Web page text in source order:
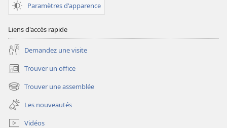
Paramètres d'apparence
Liens d'accès rapide
Demandez une visite
Trouver un office
(ouvre
une
nouvelle
fenêtre)
Trouver une assemblée
(ouvre
une
nouvelle
fenêtre)
Les nouveautés
Vidéos